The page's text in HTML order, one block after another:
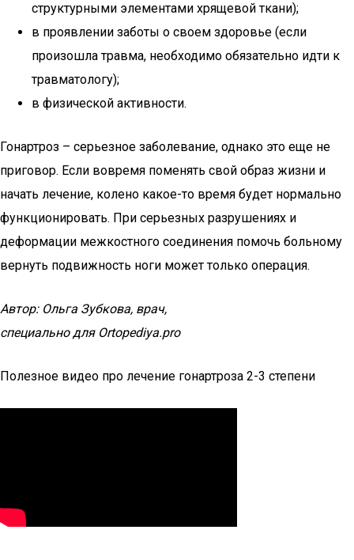
структурными элементами хрящевой ткани);
в проявлении заботы о своем здоровье (если
произошла травма, необходимо обязательно идти к
травматологу);
в физической активности.
Гонартроз – серьезное заболевание, однако это еще не
приговор. Если вовремя поменять свой образ жизни и
начать лечение, колено какое-то время будет нормально
функционировать. При серьезных разрушениях и
деформации межкостного соединения помочь больному
вернуть подвижность ноги может только операция.
Автор: Ольга Зубкова, врач,
специально для Ortopediya.pro
Полезное видео про лечение гонартроза 2-3 степени